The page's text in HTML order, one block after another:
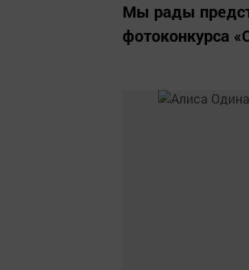
Мы рады
фотоконкурса